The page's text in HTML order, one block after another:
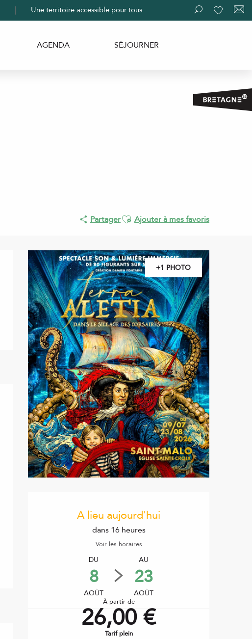
Recherche
Une territoire accessible pour tous
AGENDA SÉJOURNER
PartagerAjouter aux favoris
Ajouter à mes favoris
+1 PHOTO
A lieu aujourd'hui
dans 16 heures
Voir les horaires
DU
8
AOÛT
AU
23
AOÛT
À partir de
26,00 €
Tarif plein